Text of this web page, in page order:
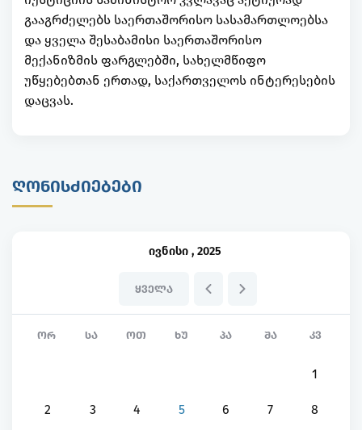
გააგრძელებს საერთაშორისო სასამართლოებსა
და ყველა შესაბამისი საერთაშორისო
მექანიზმის ფარგლებში, სახელმწიფო
უწყებებთან ერთად, საქართველოს ინტერესების
დაცვას.
ᲦᲝᲜᲘᲡᲫᲘᲔᲑᲔᲑᲘ
ივნისი , 2025
ᲧᲕᲔᲚᲐ
ᲝᲠ ᲡᲐ ᲝᲗ ᲮᲣ ᲞᲐ ᲨᲐ ᲙᲕ
1
2 3 4 5 6 7 8